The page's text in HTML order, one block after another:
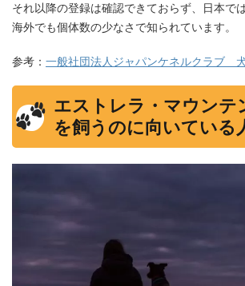
それ以降の登録は確認できておらず、日本で
海外でも個体数の少なさで知られています。
参考： 一般社団法人ジャパンケネルクラブ
エストレラ・マウンテ
を飼うのに向いている